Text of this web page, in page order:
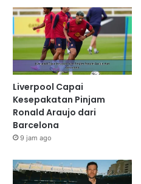
Liverpool Capai
Kesepakatan Pinjam
Ronald Araujo dari
Barcelona
9 jam ago